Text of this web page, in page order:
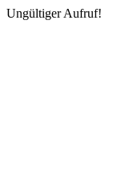
Ungültiger Aufruf!